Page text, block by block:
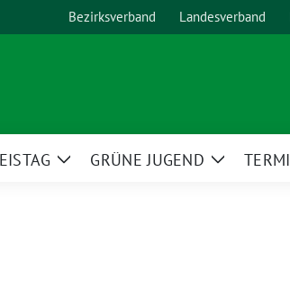
Bezirksverband Landesverband
ZeigeGRÜNE JUGEND
Zeige